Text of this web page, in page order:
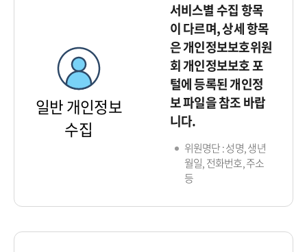
일반 개인정보
수집
서비스별 수집 항목
이 다르며, 상세 항목
은 개인정보보호위원
회 개인정보보호 포
털에 등록된 개인정
보 파일을 참조 바랍
니다.
위원명단 : 성명, 생년
월일, 전화번호, 주소
등